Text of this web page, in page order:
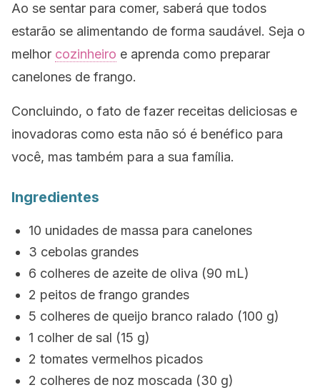
Ao se sentar para comer, saberá que todos
estarão se alimentando de forma saudável. Seja o
melhor cozinheiro e aprenda como preparar
canelones de frango.
Concluindo, o fato de fazer receitas deliciosas e
inovadoras como esta não só é benéfico para
você, mas também para a sua família.
Ingredientes
10 unidades de massa para canelones
3 cebolas grandes
6 colheres de azeite de oliva (90 mL)
2 peitos de frango grandes
5 colheres de queijo branco ralado (100 g)
1 colher de sal (15 g)
2 tomates vermelhos picados
2 colheres de noz moscada (30 g)